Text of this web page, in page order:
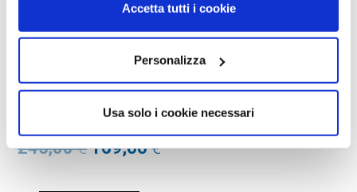
Accetta tutti i cookie
Personalizza
Usa solo i cookie necessari
OCCHIALI DA SOLE
OCCHIALE DA SOLE OAKLEY
Sutro ti 601302 – Satin
carbon Calibro 36 (M)
245,00€ 169,00€